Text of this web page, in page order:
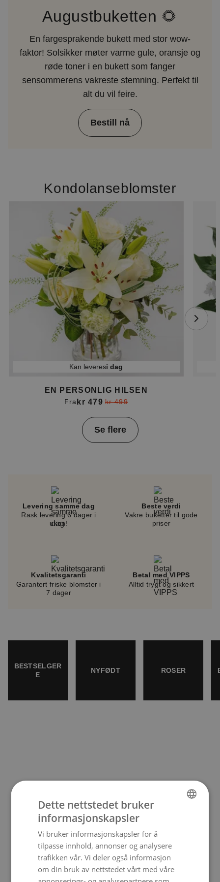
Augustbuketten 🌻
En fargesprakende bukett med stor wow-
faktor! Solsikker møter varme gule, oransje og
røde toner i en bukett som fanger
sensommerens vakreste stemning. Perfekt til
alt du vil feire.
Bestill nå
Kondolanseblomster
Kan leveresi dag
EN PERSONLIG HILSEN
Fra kr 479 kr 499
Se flere
Levering samme dag
Rask levering 6 dager i
uken!
Beste verdi
Vakre buketter til gode
priser
Kvalitetsgaranti
Garantert friske blomster i
7 dager
Betal med VIPPS
Alltid trygt og sikkert
BESTSELGER
E
NYFØDT ROSER
ENGLISH
Dette nettstedet bruker
informasjonskapsler
Vi bruker informasjonskapsler for å
tilpasse innhold, annonser og analysere
trafikken vår. Vi deler også informasjon
om din bruk av nettstedet vårt med våre